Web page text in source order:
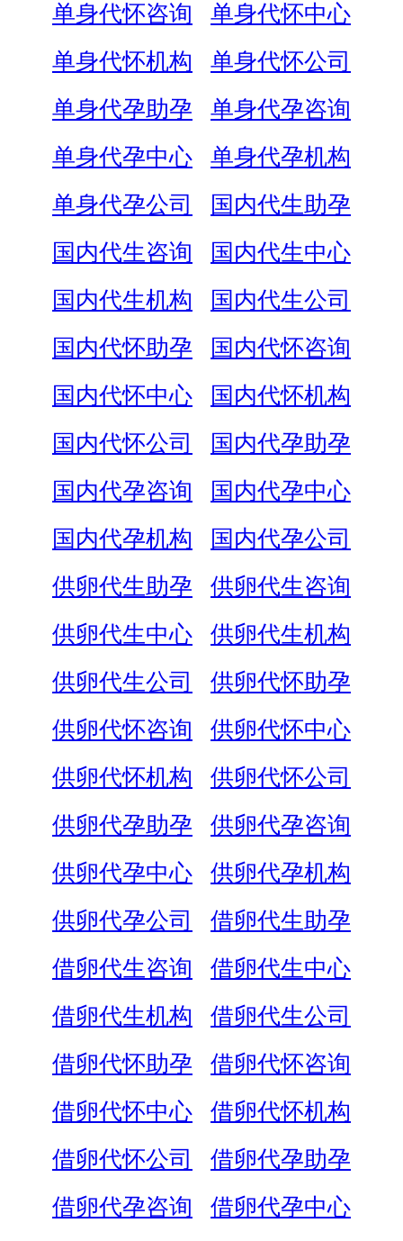
单身代怀咨询
单身代怀中心
单身代怀机构
单身代怀公司
单身代孕助孕
单身代孕咨询
单身代孕中心
单身代孕机构
单身代孕公司
国内代生助孕
国内代生咨询
国内代生中心
国内代生机构
国内代生公司
国内代怀助孕
国内代怀咨询
国内代怀中心
国内代怀机构
国内代怀公司
国内代孕助孕
国内代孕咨询
国内代孕中心
国内代孕机构
国内代孕公司
供卵代生助孕
供卵代生咨询
供卵代生中心
供卵代生机构
供卵代生公司
供卵代怀助孕
供卵代怀咨询
供卵代怀中心
供卵代怀机构
供卵代怀公司
供卵代孕助孕
供卵代孕咨询
供卵代孕中心
供卵代孕机构
供卵代孕公司
借卵代生助孕
借卵代生咨询
借卵代生中心
借卵代生机构
借卵代生公司
借卵代怀助孕
借卵代怀咨询
借卵代怀中心
借卵代怀机构
借卵代怀公司
借卵代孕助孕
借卵代孕咨询
借卵代孕中心